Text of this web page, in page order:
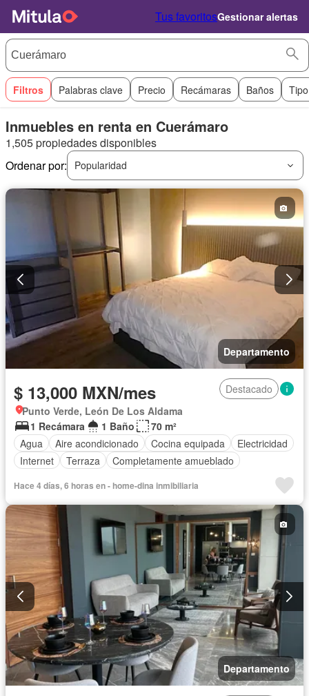
Tus favoritosGestionar alertas
Filtros Palabras clave Precio Recámaras Baños
Inmuebles en renta en Cuerámaro
1,505 propiedades disponibles
Ordenar por:
Popularidad
Departamento
$ 13,000 MXN/mes
Destacado
Punto Verde, León De Los Aldama
1 Recámara
1 Baño
70 m²
Agua
Aire acondicionado Cocina equipada
Electricidad
Internet
Terraza Completamente amueblado
Hace 4 días, 6 horas en - home-dina inmibiliaria
Departamento